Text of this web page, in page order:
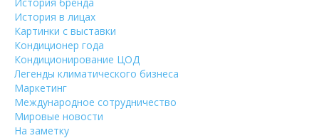
История в лицах
Картинки с выставки
Кондиционер года
Кондиционирование ЦОД
Легенды климатического бизнеса
Маркетинг
Международное сотрудничество
Мировые новости
На заметку